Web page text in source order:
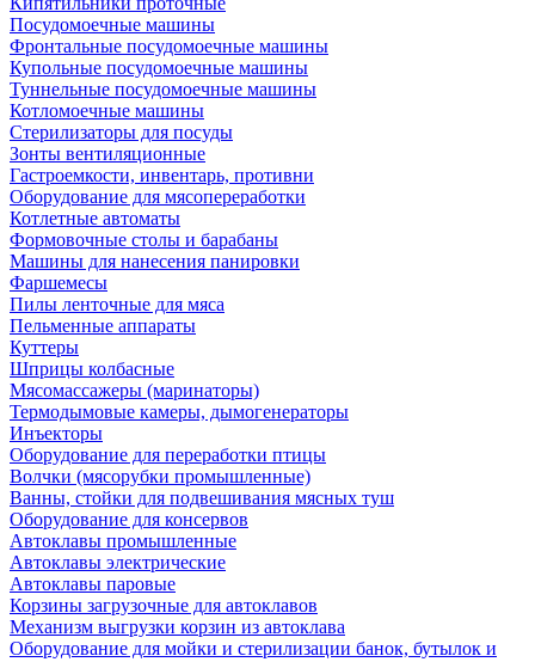
Посудомоечные машины
Фронтальные посудомоечные машины
Купольные посудомоечные машины
Туннельные посудомоечные машины
Котломоечные машины
Стерилизаторы для посуды
Зонты вентиляционные
Гастроемкости, инвентарь, противни
Оборудование для мясопереработки
Котлетные автоматы
Формовочные столы и барабаны
Машины для нанесения панировки
Фаршемесы
Пилы ленточные для мяса
Пельменные аппараты
Куттеры
Шприцы колбасные
Мясомассажеры (маринаторы)
Термодымовые камеры, дымогенераторы
Инъекторы
Оборудование для переработки птицы
Волчки (мясорубки промышленные)
Ванны, стойки для подвешивания мясных туш
Оборудование для консервов
Автоклавы промышленные
Автоклавы электрические
Автоклавы паровые
Корзины загрузочные для автоклавов
Механизм выгрузки корзин из автоклава
Оборудование для мойки и стерилизации банок, бутылок и